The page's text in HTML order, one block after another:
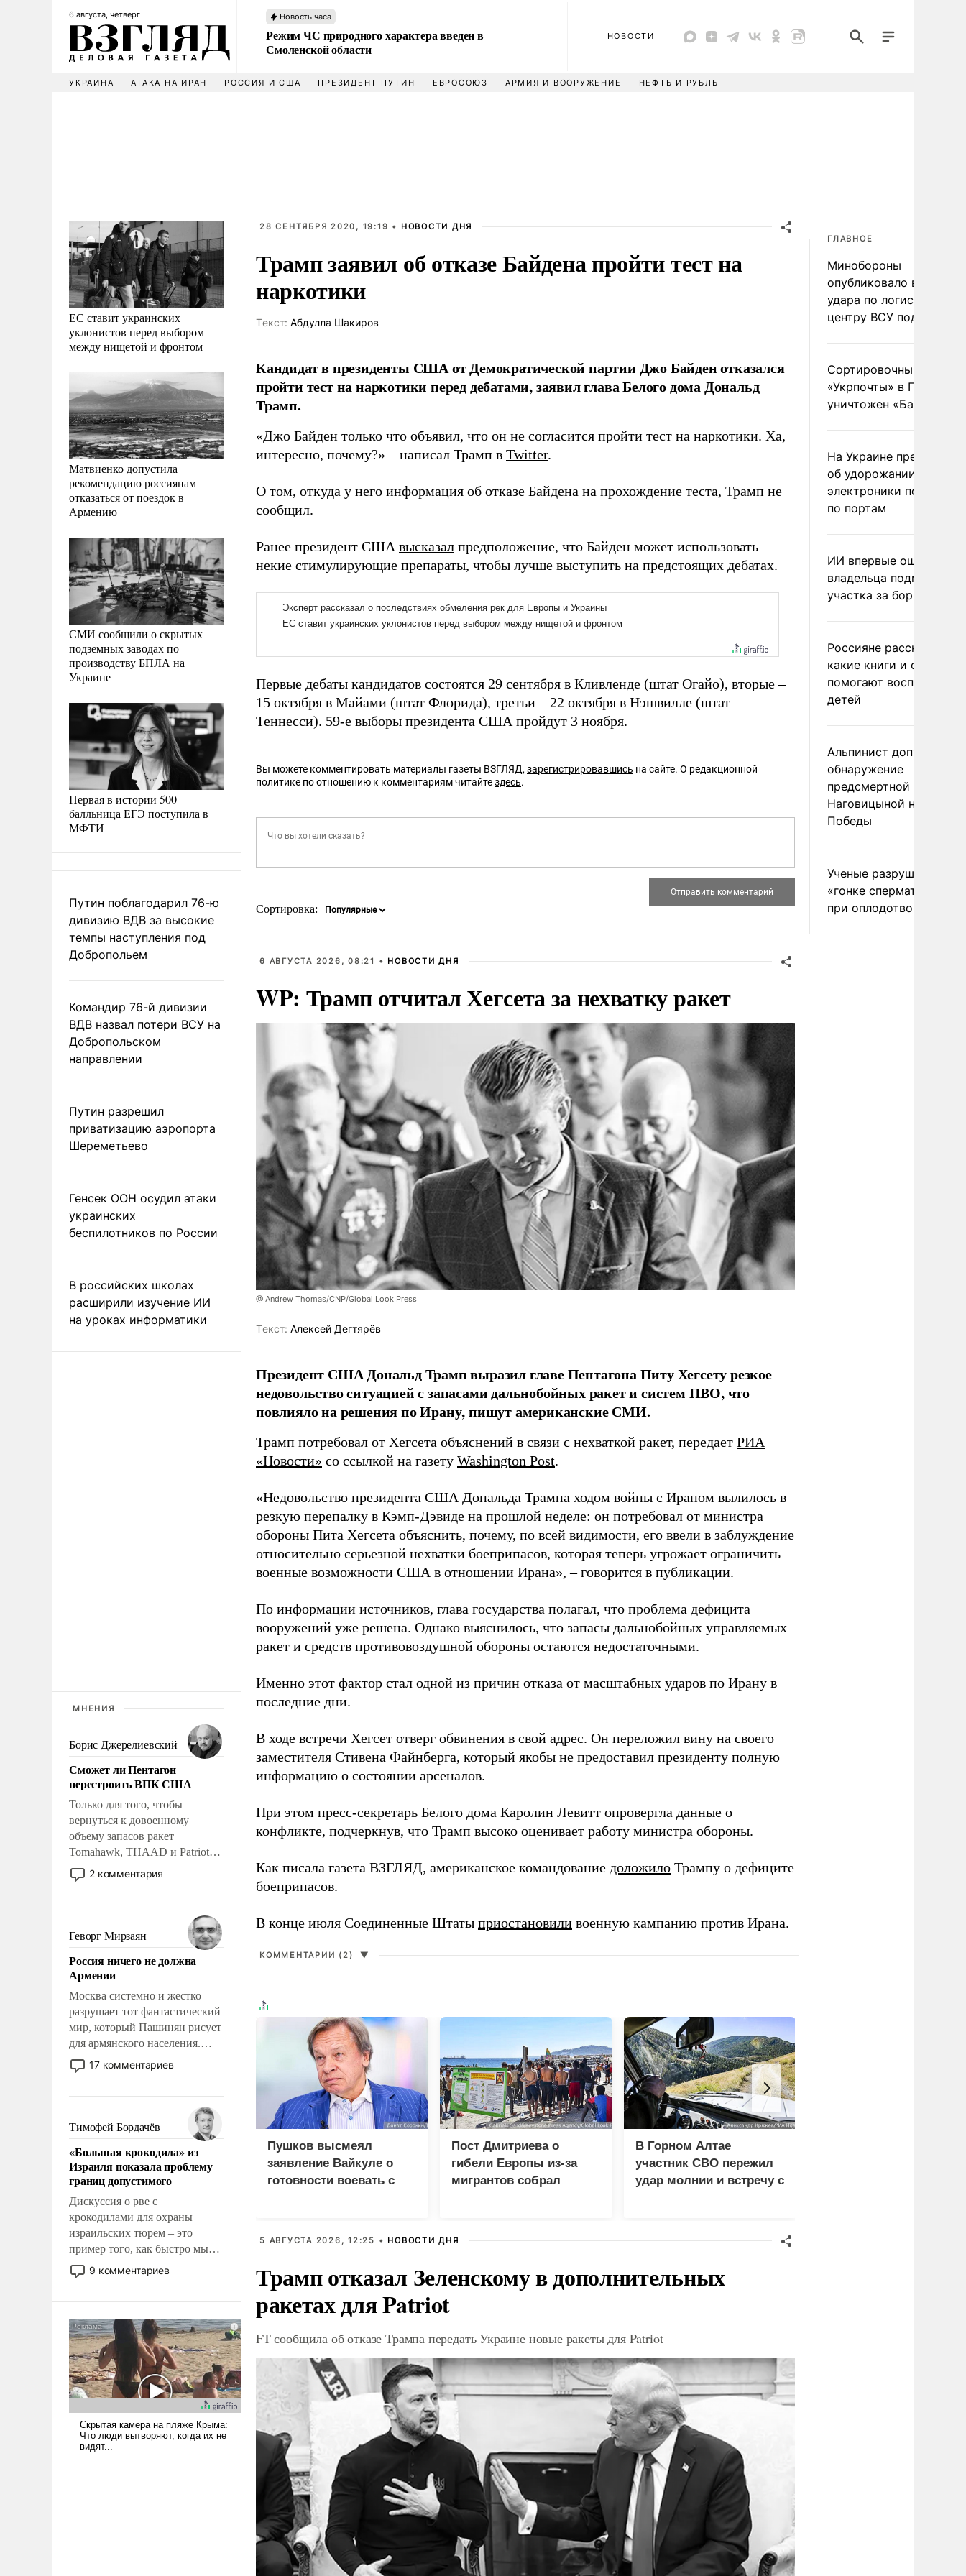
6 августа, четверг Новость часа
Режим ЧС природного характера введен в
Смоленской области
НОВОСТИ
УКРАИНА АТАКА НА ИРАН РОССИЯ И США ПРЕЗИДЕНТ ПУТИН ЕВРОСОЮЗ АРМИЯ И ВООРУЖЕНИЕ НЕФТЬ И РУБЛЬ
ЕС ставит украинских
уклонистов перед выбором
между нищетой и фронтом
Матвиенко допустила
рекомендацию россиянам
отказаться от поездок в
Армению
СМИ сообщили о скрытых
подземных заводах по
производству БПЛА на
Украине
Первая в истории 500-
балльница ЕГЭ поступила в
МФТИ
Путин поблагодарил 76-ю
дивизию ВДВ за высокие
темпы наступления под
Добропольем
Командир 76-й дивизии
ВДВ назвал потери ВСУ на
Добропольском
направлении
Путин разрешил
приватизацию аэропорта
Шереметьево
Генсек ООН осудил атаки
украинских
беспилотников по России
В российских школах
расширили изучение ИИ
на уроках информатики
МНЕНИЯ
Борис Джерелиевский
Сможет ли Пентагон
перестроить ВПК США
Только для того, чтобы
вернуться к довоенному
объему запасов ракет
Tomahawk, THAAD и Patriot
США потребуется более трех
лет. Даже небольшая война с
Сложившаяся ситуация
означает многолетний период
уязвимости США, например,
перед Китаем.
2 комментария
Геворг Мирзаян
Россия ничего не должна
Армении
Москва системно и жестко
разрушает тот фантастический
мир, который Пашинян рисует
для армянского населения.
Мир, где политические
прожекты будут безусловно
налогоплательщиков и где
Еревану за свои поступки не
нужно отвечать.
17 комментариев
Тимофей Бордачёв
«Большая крокодила» из
Израиля показала проблему
границ допустимого
Дискуссия о рве с
крокодилами для охраны
израильских тюрем – это
пример того, как быстро мы
двигаемся по пути
революционных изменений.
псевдонаучной фантастики,
стало всерьез обсуждаемой
идеей.
9 комментариев
28 СЕНТЯБРЯ 2020, 19:19 • НОВОСТИ ДНЯ
Трамп заявил об отказе Байдена пройти тест на
наркотики
Tекст: Абдулла Шакиров
Кандидат в президенты США от Демократической партии Джо Байден отказался
пройти тест на наркотики перед дебатами, заявил глава Белого дома Дональд
Трамп.
«Джо Байден только что объявил, что он не согласится пройти тест на наркотики. Ха,
интересно, почему?» – написал Трамп в Twitter.
О том, откуда у него информация об отказе Байдена на прохождение теста, Трамп не
сообщил.
Ранее президент США высказал предположение, что Байден может использовать
некие стимулирующие препараты, чтобы лучше выступить на предстоящих дебатах.
Первые дебаты кандидатов состоятся 29 сентября в Кливленде (штат Огайо), вторые –
15 октября в Майами (штат Флорида), третьи – 22 октября в Нэшвилле (штат
Теннесси). 59-е выборы президента США пройдут 3 ноября.
Вы можете комментировать материалы газеты ВЗГЛЯД, зарегистрировавшись на сайте. О редакционной
политике по отношению к комментариям читайтездесь.
Сортировка:
6 АВГУСТА 2026, 08:21 • НОВОСТИ ДНЯ
WP: Трамп отчитал Хегсета за нехватку ракет
@ Andrew Thomas/CNP/Global Look Press
Tекст: Алексей Дегтярёв
Президент США Дональд Трамп выразил главе Пентагона Питу Хегсету резкое
недовольство ситуацией с запасами дальнобойных ракет и систем ПВО, что
повлияло на решения по Ирану, пишут американские СМИ.
Трамп потребовал от Хегсета объяснений в связи с нехваткой ракет, передает РИА
«Новости» со ссылкой на газету Washington Post.
«Недовольство президента США Дональда Трампа ходом войны с Ираном вылилось в
резкую перепалку в Кэмп-Дэвиде на прошлой неделе: он потребовал от министра
обороны Пита Хегсета объяснить, почему, по всей видимости, его ввели в заблуждение
относительно серьезной нехватки боеприпасов, которая теперь угрожает ограничить
военные возможности США в отношении Ирана», – говорится в публикации.
По информации источников, глава государства полагал, что проблема дефицита
вооружений уже решена. Однако выяснилось, что запасы дальнобойных управляемых
ракет и средств противовоздушной обороны остаются недостаточными.
Именно этот фактор стал одной из причин отказа от масштабных ударов по Ирану в
последние дни.
В ходе встречи Хегсет отверг обвинения в свой адрес. Он переложил вину на своего
заместителя Стивена Файнберга, который якобы не предоставил президенту полную
информацию о состоянии арсеналов.
При этом пресс-секретарь Белого дома Каролин Левитт опровергла данные о
конфликте, подчеркнув, что Трамп высоко оценивает работу министра обороны.
Как писала газета ВЗГЛЯД, американское командование доложило Трампу о дефиците
боеприпасов.
В конце июля Соединенные Штаты приостановили военную кампанию против Ирана.
КОММЕНТАРИИ (2) ▼
Пушков высмеял
заявление Вайкуле о
готовности воевать с
Пост Дмитриева о
гибели Европы из-за
мигрантов собрал
В Горном Алтае
участник СВО пережил
удар молнии и встречу с
5 АВГУСТА 2026, 12:25 • НОВОСТИ ДНЯ
Трамп отказал Зеленскому в дополнительных
ракетах для Patriot
FT сообщила об отказе Трампа передать Украине новые ракеты для Patriot
ГЛАВНОЕ
Минобороны
опубликовало видео
удара по
центру ВСУ под Киевом
Сортировочный пункт
«Укрпочты» в
уничтожен
На Украине
об удорожании
электроники после
по портам
ИИ впервые
владельца
участка за борщевик
Россияне рассказали,
какие книги и фильмы
помогают воспитывать
детей
Альпинист допустил
обнаружение
предсмертной записки
Наговицыной на пике
Победы
Ученые разрушили миф
«гонке
при оплодотворении